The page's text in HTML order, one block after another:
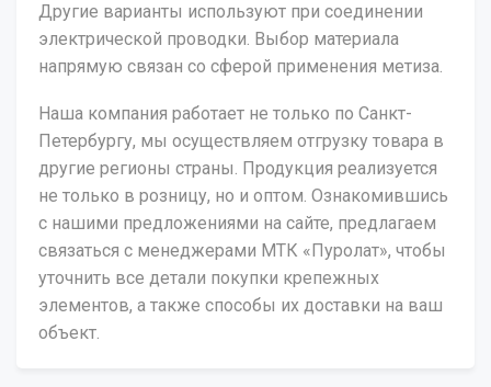
Другие варианты используют при соединении
электрической проводки. Выбор материала
напрямую связан со сферой применения метиза.
Наша компания работает не только по Санкт-
Петербургу, мы осуществляем отгрузку товара в
другие регионы страны. Продукция реализуется
не только в розницу, но и оптом. Ознакомившись
с нашими предложениями на сайте, предлагаем
связаться с менеджерами МТК «Пуролат», чтобы
уточнить все детали покупки крепежных
элементов, а также способы их доставки на ваш
объект.